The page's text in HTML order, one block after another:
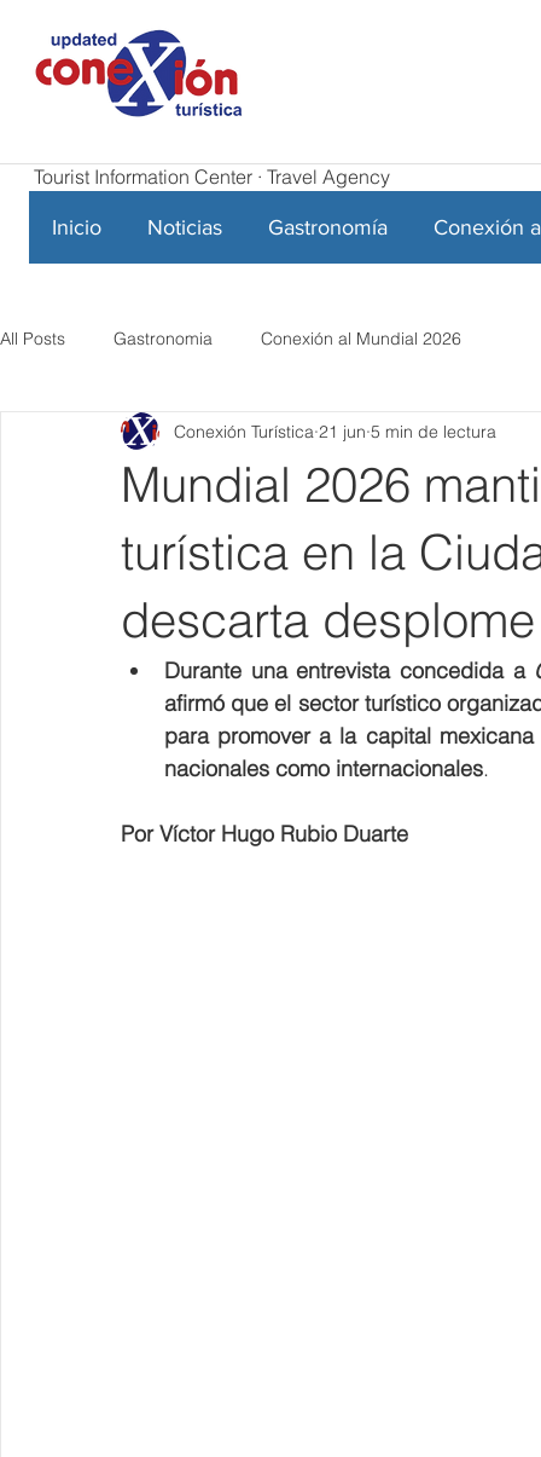
Tourist Information Center · Travel Agency
Inicio Noticias Gastronomía Conexión
All Posts Gastronomia Conexión al Mundial 2026
Mundial 2026
turística en la
descarta
Conexión Turística 21 jun 5 min de lectura
Durante una entrevista concedida a
afirmó que el sector turístico
para promover a la capital
nacionales como internacionales.
Por Víctor Hugo Rubio Duarte